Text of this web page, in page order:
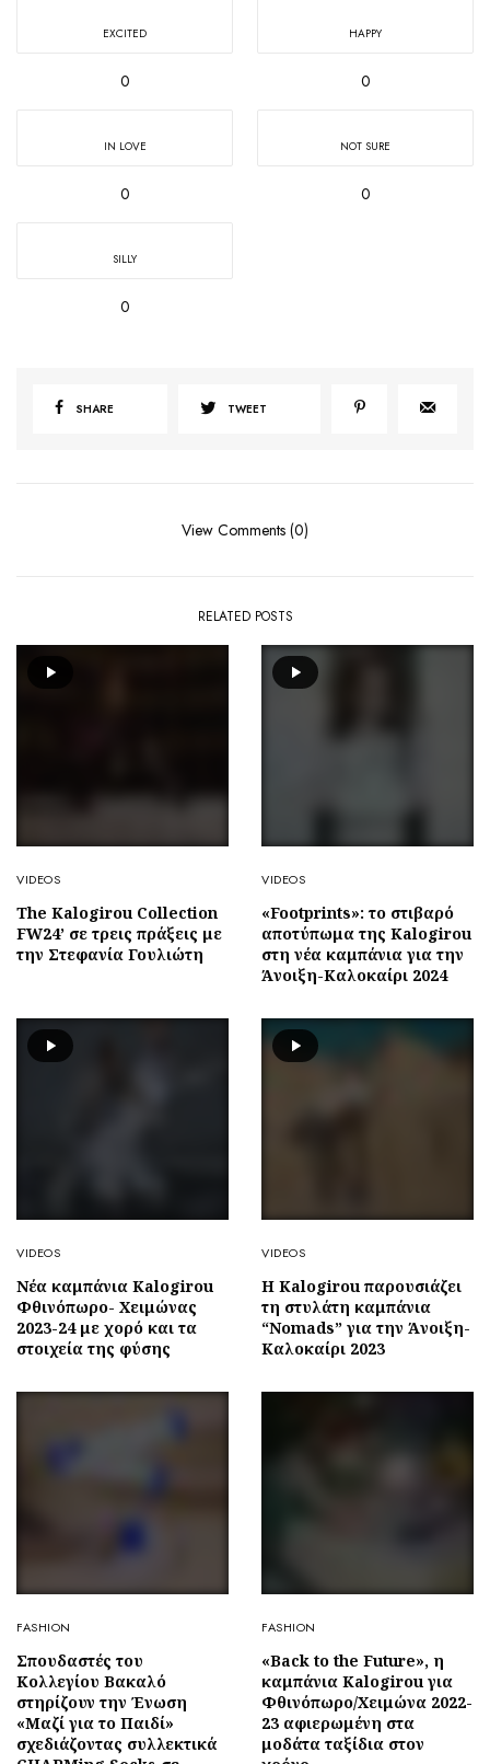
EXCITED
0
HAPPY
0
IN LOVE
0
NOT SURE
0
SILLY
0
SHARE TWEET
View Comments (0)
RELATED POSTS
VIDEOS
The Kalogirou Collection
FW24’ σε τρεις πράξεις με
την Στεφανία Γουλιώτη
VIDEOS
«Footprints»: το στιβαρό
αποτύπωμα της Kalogirou
στη νέα καμπάνια για την
Άνοιξη-Καλοκαίρι 2024
VIDEOS
Νέα καμπάνια Kalogirou
Φθινόπωρο- Χειμώνας
2023-24 με χορό και τα
στοιχεία της φύσης
VIDEOS
Η Kalogirou παρουσιάζει
τη στυλάτη καμπάνια
“Nomads” για την Άνοιξη-
Καλοκαίρι 2023
FASHION
Σπουδαστές του
Κολλεγίου Βακαλό
στηρίζουν την Ένωση
«Μαζί για το Παιδί»
σχεδιάζοντας συλλεκτικά
FASHION
«Back to the Future», η
καμπάνια Kalogirou για
Φθινόπωρο/Χειμώνα 2022-
23 αφιερωμένη στα
μοδάτα ταξίδια στον